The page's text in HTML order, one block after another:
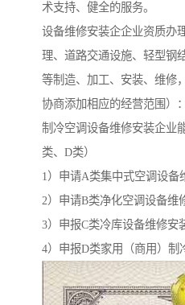
术支持、健全的服务。
设备维修安装企企业资质办
理、道路交通设施、轻型钢
等制造、加工、安装、维修
协商添加相应的经营范围）：
制冷空调设备维修安装企业
类、D类）
1）申请A类集中式空调设备
2）申请B类净化空调设备维
3）申报C类冷库设备维修安
4）申报D类家用（商用）制